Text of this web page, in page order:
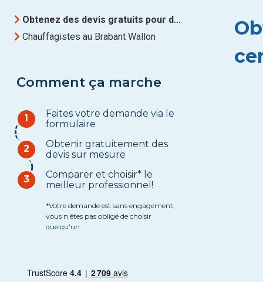
Obtenez des devis gratuits pour des Chauffage central à Brabant Wallon
Chauffagistes au Brabant Wallon
Comment ça marche
1
Faites votre demande via le
formulaire
2
Obtenir gratuitement des
devis sur mesure
3
Comparer et choisir* le
meilleur professionnel!
*Votre demande est sans engagement,
vous n'êtes pas obligé de choisir
quelqu'un.